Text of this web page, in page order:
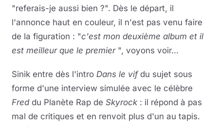
"referais-je aussi bien ?". Dès le départ, il
l'annonce haut en couleur, il n'est pas venu faire
de la figuration : "c'est mon deuxième album et il
est meilleur que le premier ", voyons voir...
Sinik entre dès l'intro Dans le vifdu sujet sous
forme d'une interview simulée avec le célèbre
Freddu Planète Rap de Skyrock : il répond à pas
mal de critiques et en renvoit plus d'un au tapis.